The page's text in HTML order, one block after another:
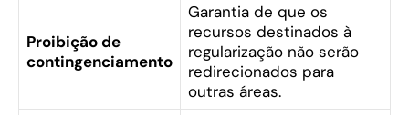
Proibição de
contingenciamento
Garantia de que os
recursos destinados à
regularização não serão
redirecionados para
outras áreas.